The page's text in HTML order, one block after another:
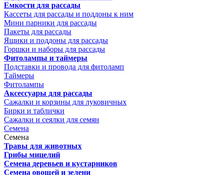
Емкости для рассады
Кассеты для рассады и поддоны к ним
Мини парники для рассады
Пакеты для рассады
Ящики и поддоны для рассады
Горшки и наборы для рассады
Фитолампы и таймеры
Подставки и провода для фитоламп
Таймеры
Фитолампы
Аксессуары для рассады
Сажалки и корзины для луковичных
Бирки и таблички
Сажалки и сеялки для семян
Семена
Семена
Травы для животных
Грибы мицелий
Семена деревьев и кустарников
Семена овощей и зелени